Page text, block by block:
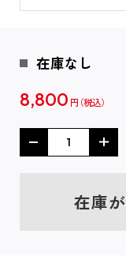
在庫なし
8,800 円
在庫